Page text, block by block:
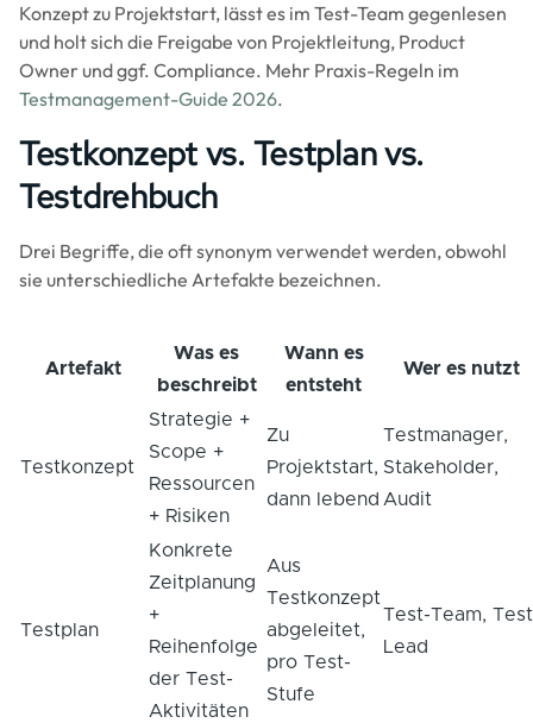
Konzept zu Projektstart, lässt es im Test-Team gegenlesen
und holt sich die Freigabe von Projektleitung, Product
Owner und ggf. Compliance. Mehr Praxis-Regeln im
Testmanagement-Guide 2026.
Testkonzept vs. Testplan vs.
Testdrehbuch
Drei Begriffe, die oft synonym verwendet werden, obwohl
sie unterschiedliche Artefakte bezeichnen.
Artefakt
Was es
beschreibt
Wann es
entsteht
Wer es nutzt
Testkonzept
Strategie +
Scope +
Ressourcen
+ Risiken
Zu
Projektstart,
dann lebend
Testmanager,
Stakeholder,
Audit
Testplan
Konkrete
Zeitplanung
+
Reihenfolge
der Test-
Aktivitäten
Aus
Testkonzept
abgeleitet,
pro Test-
Stufe
Test-Team,
Lead